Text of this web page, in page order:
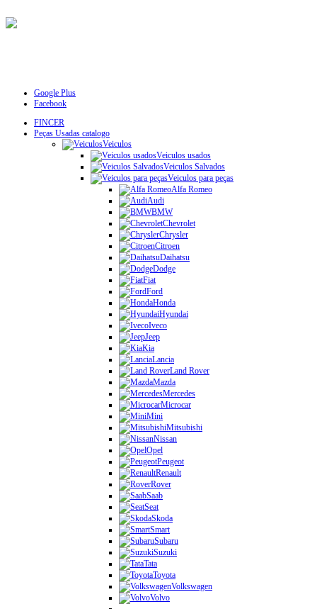
Google Plus
Facebook
FINCER
Peças Usadas catalogo
Veiculos
Veiculos usados
Veiculos Salvados
Veiculos para peças
Alfa Romeo
Audi
BMW
Chevrolet
Chrysler
Citroen
Daihatsu
Dodge
Fiat
Ford
Honda
Hyundai
Iveco
Jeep
Kia
Lancia
Land Rover
Mazda
Mercedes
Microcar
Mini
Mitsubishi
Nissan
Opel
Peugeot
Renault
Rover
Saab
Seat
Skoda
Smart
Subaru
Suzuki
Tata
Toyota
Volkswagen
Volvo